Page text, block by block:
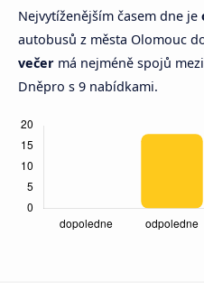
Nejvytíženějším časem dne je
autobusů z města Olomouc
večer má nejméně spojů
Dněpro s 9 nabídkami.